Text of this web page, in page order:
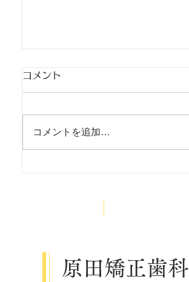
コメント
コメントを追加…
原田矯正歯科